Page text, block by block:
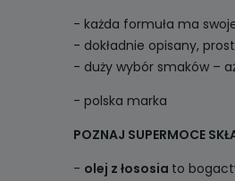
- każda formuła ma
- dokładnie opisany,
- duży wybór smaków –
- polska marka
POZNAJ SUPERMOCE
- olej z łososia to